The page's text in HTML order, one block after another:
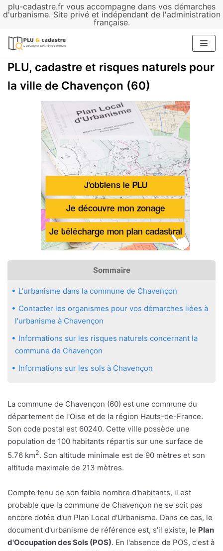
plu-cadastre.fr vous accompagne dans vos démarches
d'urbanisme. Site privé et indépendant de l'administration
française.
Aller
contenu
PLU, cadastre et risques naturels pour
la ville de Chavençon (60)
Sommaire
L'urbanisme dans la commune de Chavençon
Contacter les organismes pour vos démarches liées à
l'urbanisme à Chavençon
Informations sur les risques naturels concernant la
commune de Chavençon
Informations sur les sols à Chavençon
La commune de Chavençon (60) est une commune du
département de l'Oise et de la région Hauts-de-France.
Son code postal est 60240. Cette ville possède une
population de 100 habitants répartis sur une surface de
5.76 km2. Son altitude minimale est de 90 mètres et son
altitude maximale de 213 mètres.
Compte tenu de son faible nombre d'habitants, il est
probable que la commune de Chavençon ne se soit pas
encore dotée d'un Plan Local d'Urbanisme. Dans ce cas, le
document d'urbanisme de référence est, s'il existe, le Plan
d'Occupation des Sols (POS). En l'absence de POS, c'est à